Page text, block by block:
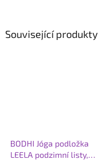
Související produkty
BODHI Jóga podložka
LEELA podzimní listy,